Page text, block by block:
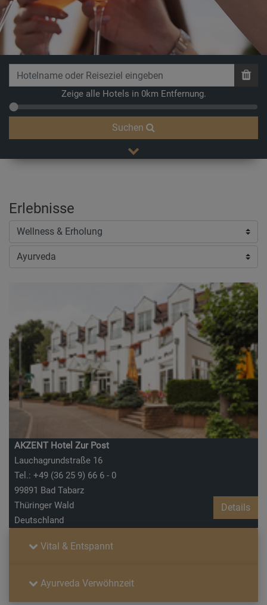
Zeige alle Hotels in 0km Entfernung.
Suchen
Erlebnisse
AKZENT Hotel Zur Post
Lauchagrundstraße 16
Tel.: +49 (36 25 9) 66 6 - 0
99891 Bad Tabarz
Thüringer Wald
Deutschland
Details
Vital & Entspannt
Ayurveda Verwöhnzeit